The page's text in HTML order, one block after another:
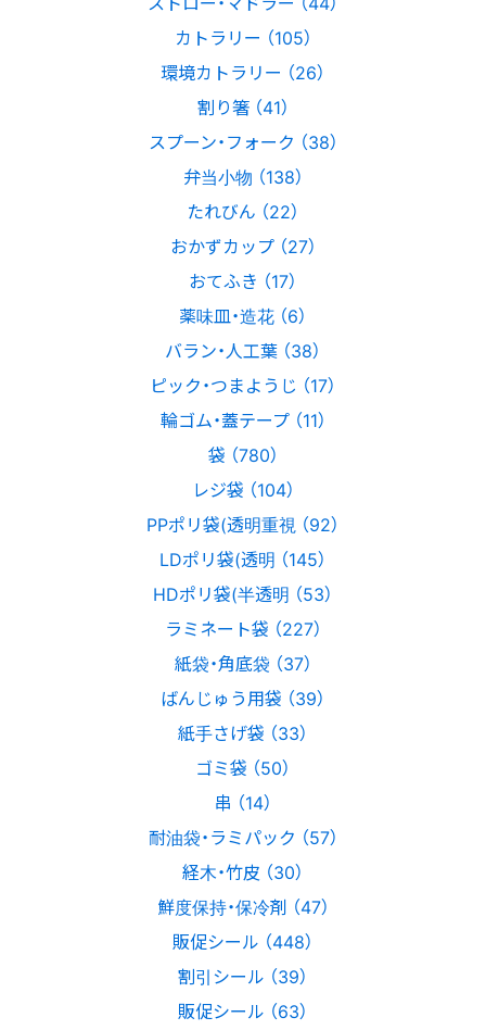
カトラリー （105）
環境カトラリー （26）
割り箸 （41）
スプーン・フォーク （38）
弁当小物 （138）
たれびん （22）
おかずカップ （27）
おてふき （17）
薬味皿・造花 （6）
バラン・人工葉 （38）
ピック・つまようじ （17）
輪ゴム・蓋テープ （11）
袋 （780）
レジ袋 （104）
PPポリ袋(透明重視 （92）
LDポリ袋(透明 （145）
HDポリ袋(半透明 （53）
ラミネート袋 （227）
紙袋・角底袋 （37）
ばんじゅう用袋 （39）
紙手さげ袋 （33）
ゴミ袋 （50）
串 （14）
耐油袋・ラミパック （57）
経木・竹皮 （30）
鮮度保持・保冷剤 （47）
販促シール （448）
割引シール （39）
販促シール （63）